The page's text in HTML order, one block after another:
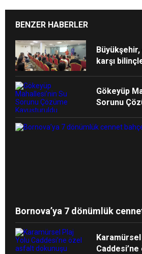
BENZER HABERLER
karşı
Gökeyüp
Sorunu
Bornova’ya 7 dönümlük